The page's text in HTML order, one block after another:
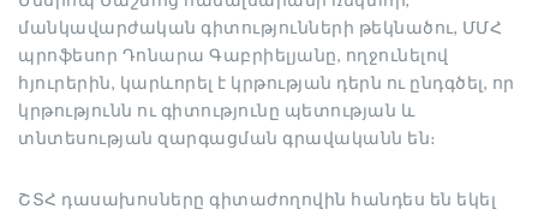
մանկավարժական գիտությունների թեկնածու, ՄՄՀ
պրոֆեսոր Դոնարա Գաբրիելյանը, ողջունելով
հյուրերին, կարևորել է կրթության դերն ու ընդգծել, որ
կրթությունն ու գիտությունը պետության և
տնտեսության զարգացման գրավականն են։
ՇՏՀ դասախոսները գիտաժողովին հանդես են եկել